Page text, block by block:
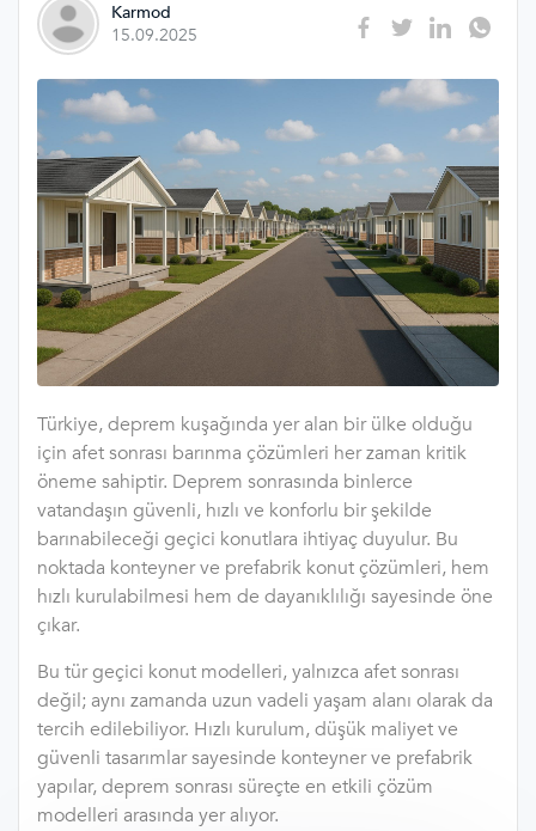
Karmod
15.09.2025
Türkiye, deprem kuşağında yer alan bir ülke olduğu
için afet sonrası barınma çözümleri her zaman kritik
öneme sahiptir. Deprem sonrasında binlerce
vatandaşın güvenli, hızlı ve konforlu bir şekilde
barınabileceği geçici konutlara ihtiyaç duyulur. Bu
noktada konteyner ve prefabrik konut çözümleri, hem
hızlı kurulabilmesi hem de dayanıklılığı sayesinde öne
çıkar.
Bu tür geçici konut modelleri, yalnızca afet sonrası
değil; aynı zamanda uzun vadeli yaşam alanı olarak da
tercih edilebiliyor. Hızlı kurulum, düşük maliyet ve
güvenli tasarımlar sayesinde konteyner ve prefabrik
yapılar, deprem sonrası süreçte en etkili çözüm
modelleri arasında yer alıyor.